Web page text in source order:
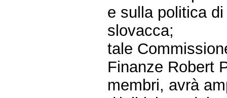
e sulla politica
slovacca;
tale
Finanze Robert
membri, avrà